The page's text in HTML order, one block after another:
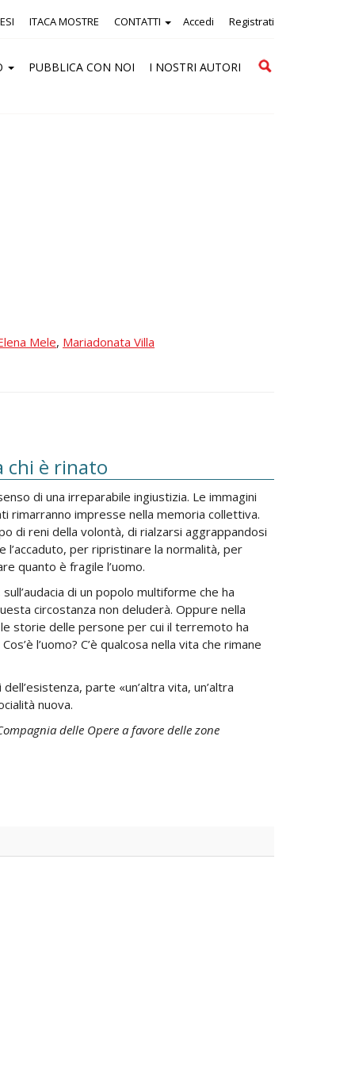
Accedi Registrati
ITACA MOSTRE CONTATTI
PUBBLICA CON NOI I NOSTRI AUTORI
Cerca
Mele, Mariadonata Villa
chi è rinato
di una irreparabile ingiustizia. Le immagini
rimarranno impresse nella memoria collettiva.
di reni della volontà, di rialzarsi aggrappandosi
l’accaduto, per ripristinare la normalità, per
quanto è fragile l’uomo.
di un popolo multiforme che ha
circostanza non deluderà. Oppure nella
storie delle persone per cui il terremoto ha
l’uomo? C’è qualcosa nella vita che rimane
parte «un’altra vita, un’altra
nuova.
delle Opere a favore delle zone